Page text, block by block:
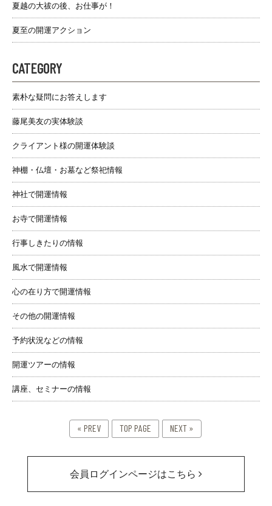
夏越の大祓の後、お仕事が！
夏至の開運アクション
CATEGORY
素朴な疑問にお答えします
藤尾美友の実体験談
クライアント様の開運体験談
神棚・仏壇・お墓など祭祀情報
神社で開運情報
お寺で開運情報
行事しきたりの情報
風水で開運情報
心の在り方で開運情報
その他の開運情報
予約状況などの情報
開運ツアーの情報
講座、セミナーの情報
« PREV TOP PAGE NEXT »
会員ログインページはこちら